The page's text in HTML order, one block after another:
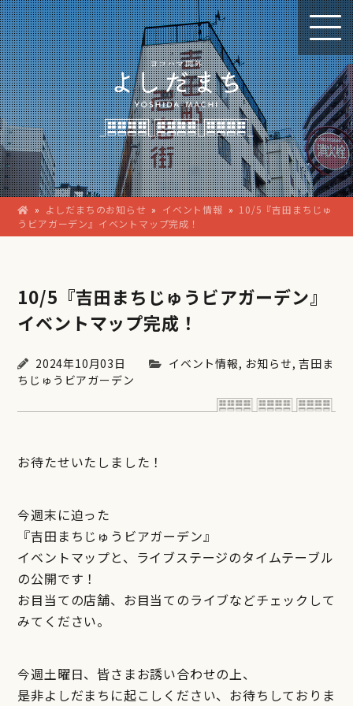
» よしだまちのお知らせ » イベント情報 » 10/5『吉田まちじゅ
うビアガーデン』イベントマップ完成！
10/5『吉田まちじゅうビアガーデン』
イベントマップ完成！
2024年10月03日 イベント情報, お知らせ,吉田ま
ちじゅうビアガーデン
お待たせいたしました！
今週末に迫った
『吉田まちじゅうビアガーデン』
イベントマップと、ライブステージのタイムテーブル
の公開です！
お目当ての店舗、お目当てのライブなどチェックして
みてください。
今週土曜日、皆さまお誘い合わせの上、
是非よしだまちに起こしください、お待ちしておりま